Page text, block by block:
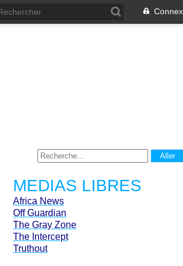
MEDIAS LIBRES
Africa News
Off Guardian
The Gray Zone
The Intercept
Truthout